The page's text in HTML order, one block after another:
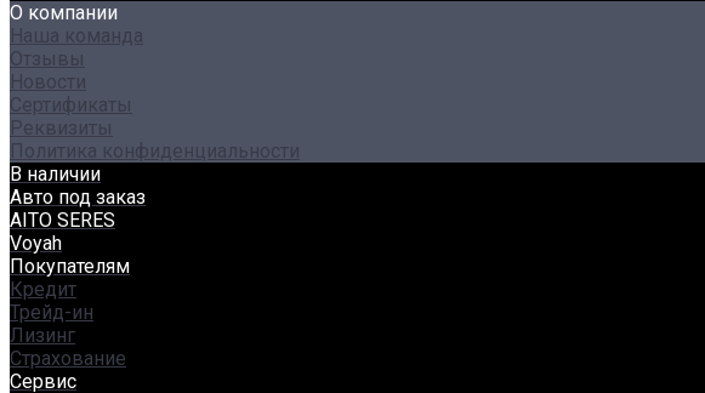
О компании
Наша команда
Отзывы
Новости
Сертификаты
Реквизиты
Политика конфиденциальности
В наличии
Авто под заказ
AITO SERES
Voyah
Покупателям
Кредит
Трейд-ин
Лизинг
Страхование
Сервис